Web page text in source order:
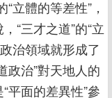
立體的等差性”，
“三才之道”的“立
治領域就形成了
政治”對天地人的
平面的差異性”參